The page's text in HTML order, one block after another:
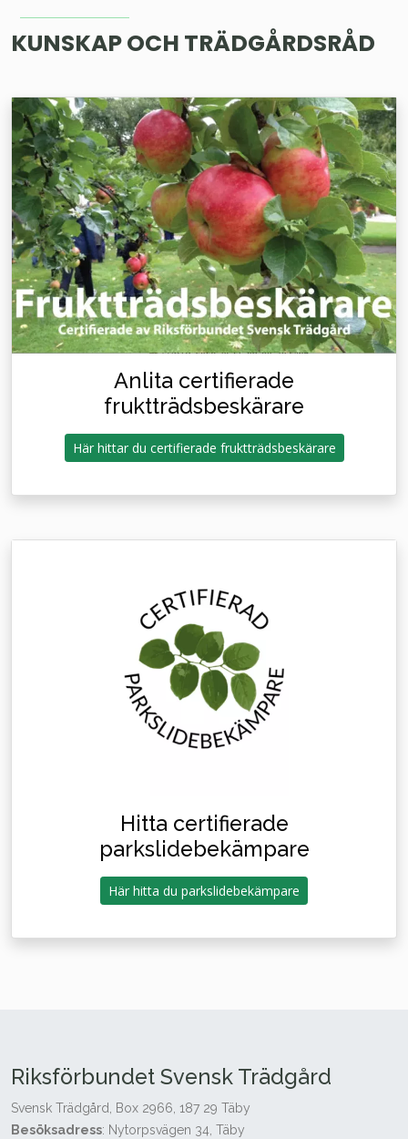
KUNSKAP OCH TRÄDGÅRDSRÅD
Anlita certifierade
fruktträdsbeskärare
Här hittar du certifierade fruktträdsbeskärare
Hitta certifierade
parkslidebekämpare
Här hitta du parkslidebekämpare
Riksförbundet Svensk Trädgård
Svensk Trädgård, Box 2966, 187 29 Täby
Besöksadress: Nytorpsvägen 34, Täby